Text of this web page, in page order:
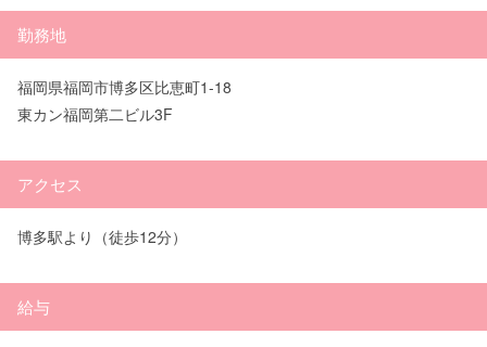
勤務地
福岡県福岡市博多区比恵町1-18
東カン福岡第二ビル3F
アクセス
博多駅より（徒歩12分）
給与